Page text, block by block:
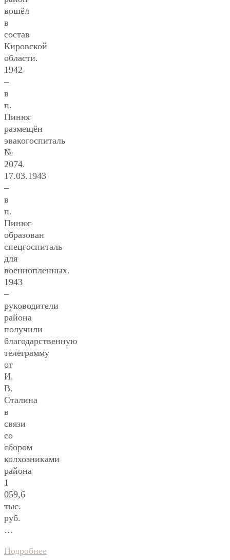
вошёл
в
состав
Кировской
области.
1942
–
в
п.
Пинюг
размещён
эвакогоспиталь
№
2074.
17.03.1943
–
в
п.
Пинюг
образован
спецгоспиталь
для
военнопленных.
1943
–
руководители
района
получили
благодарственную
телеграмму
от
И.
В.
Сталина
в
связи
со
сбором
колхозниками
района
1
059,6
тыс.
руб.
…
Подробнее